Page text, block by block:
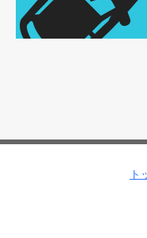
ト